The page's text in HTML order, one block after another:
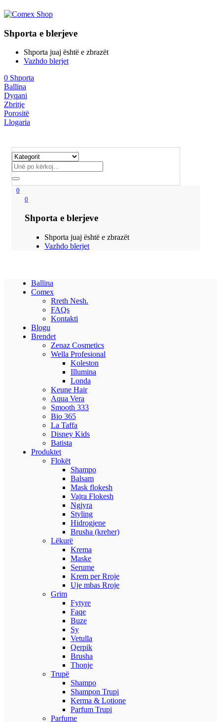
Shporta e blerjeve
Shporta juaj është e zbrazët
Vazhdo blerjet
0 Shporta
Ballina
Dyqani
Zbritje
Porositë
Llogaria
0
0
Shporta e blerjeve
Shporta juaj është e zbrazët
Vazhdo blerjet
Ballina
Comex
Rreth Nesh.
FAQs
Kontakti
Blogu
Brendet
Zenaz Cosmetics
Wella Profesional
Koleston
Illumina
Londa
Keune Hair
Aqua Vera
Smooth 333
Bio 365
La Taffa
Disney Kids
Batista
Produktet
Flokët
Shampo
Balsam
Mask flokesh
Vajra Flokesh
Ngjyra
Styling
Hidrogjene
Brusha (kreher)
Lëkurë
Krema
Maske
Serume
Krem per Rroje
Uje mbas Rroje
Grim
Fytyre
Faqe
Buze
Sy
Vetulla
Qerpik
Brusha
Thonje
Trupë
Shampo
Shampon Trupi
Kerma & Lotione
Parfum Trupi
Parfume